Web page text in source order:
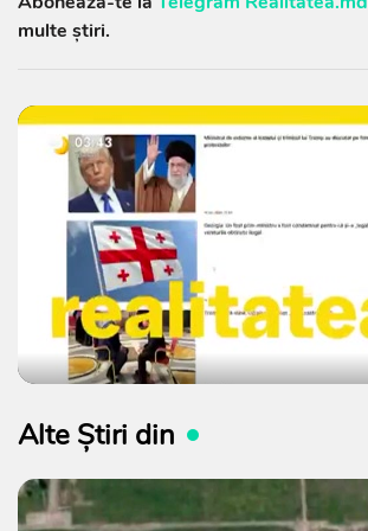
multe știri.
Alte Știri din